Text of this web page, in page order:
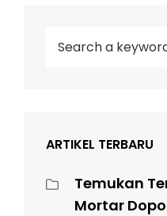
ARTIKEL TERBARU
Temukan
Mortar